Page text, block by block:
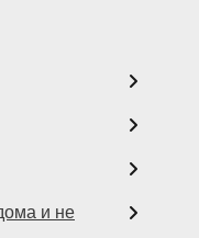
и не